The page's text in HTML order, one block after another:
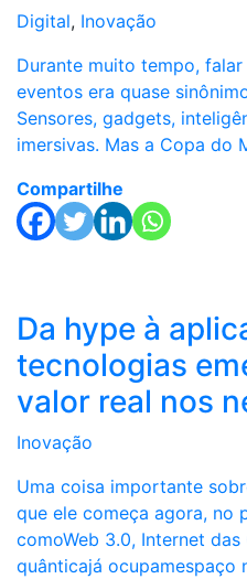
Digital, Inovação
Durante muito tempo,
eventos era quase
Sensores, gadgets,
imersivas. Mas a Copa
Compartilhe
Da hype à
tecnologias
valor real nos
Inovação
Uma coisa importante
que ele começa agora, no
comoWeb 3.0, Internet
quânticajá ocupamespaço